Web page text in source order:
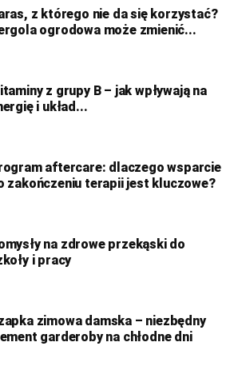
z którego nie da się korzystać?
ogrodowa może zmienić...
z grupy B – jak wpływają na
i układ...
aftercare: dlaczego wsparcie
zakończeniu terapii jest kluczowe?
na zdrowe przekąski do
i pracy
zimowa damska – niezbędny
garderoby na chłodne dni